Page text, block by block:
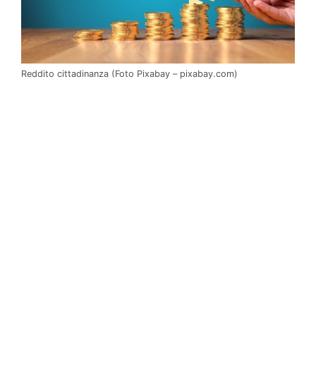
Reddito cittadinanza (Foto Pixabay – pixabay.com)